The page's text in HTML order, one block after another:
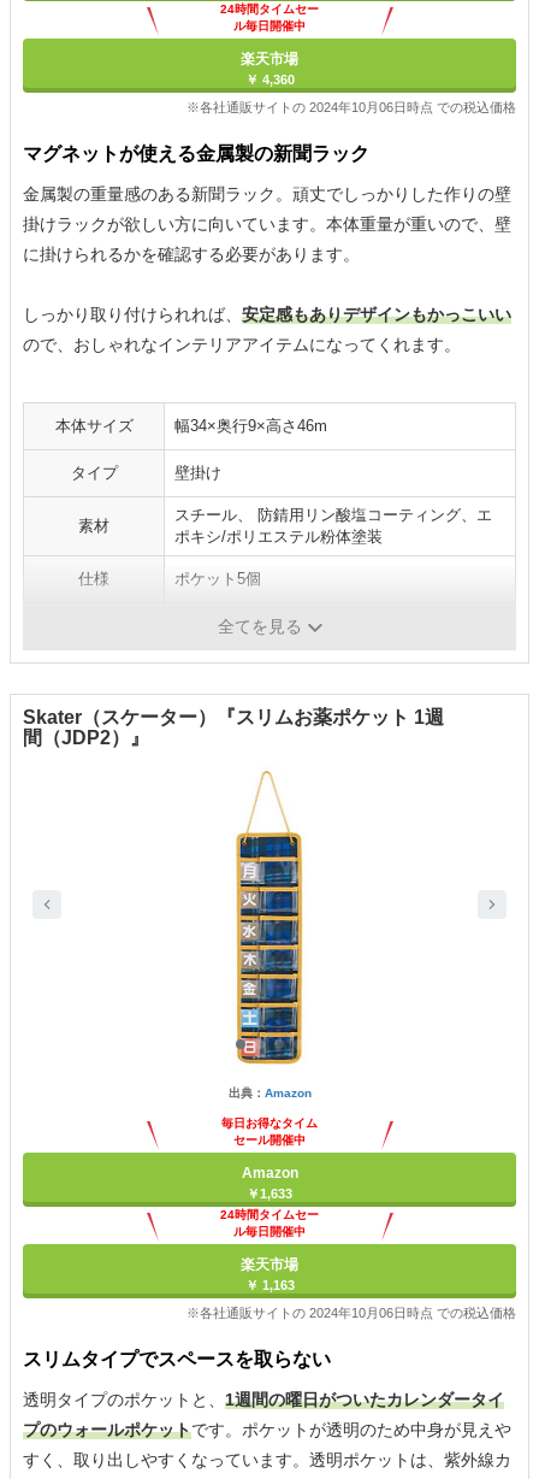
24時間タイムセー
ル毎日開催中
楽天市場
￥ 4,360
※各社通販サイトの 2024年10月06日時点 での税込価格
マグネットが使える金属製の新聞ラック
金属製の重量感のある新聞ラック。頑丈でしっかりした作りの壁
掛けラックが欲しい方に向いています。本体重量が重いので、壁
に掛けられるかを確認する必要があります。
しっかり取り付けられれば、 安定感もありデザインもかっこいい
ので、おしゃれなインテリアアイテムになってくれます。
本体サイズ 幅34×奥行9×高さ46m
タイプ 壁掛け
素材
スチール、 防錆用リン酸塩コーティング、エ
ポキシ/ポリエステル粉体塗装
仕様 ポケット5個
ホワイト全てを見る
Skater（スケーター）『スリムお薬ポケット 1週
間（JDP2）』
出典： Amazon
毎日お得なタイム
セール開催中
Amazon
￥1,633
24時間タイムセー
ル毎日開催中
楽天市場
￥ 1,163
※各社通販サイトの 2024年10月06日時点 での税込価格
スリムタイプでスペースを取らない
透明タイプのポケットと、 1週間の曜日がついたカレンダータイ
プのウォールポケットです。ポケットが透明のため中身が見えや
すく、取り出しやすくなっています。透明ポケットは、紫外線カ